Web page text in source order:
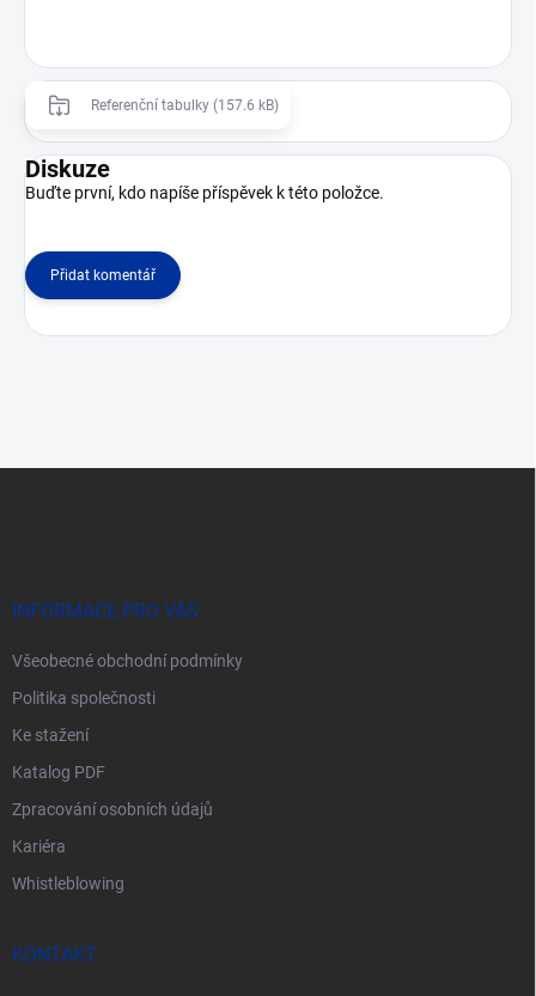
Referenční tabulky (157.6 kB)
Diskuze
Buďte první, kdo napíše příspěvek k této položce.
Přidat komentář
INFORMACE PRO VÁS
Všeobecné obchodní podmínky
Politika společnosti
Ke stažení
Katalog PDF
Zpracování osobních údajů
Kariéra
Whistleblowing
KONTAKT